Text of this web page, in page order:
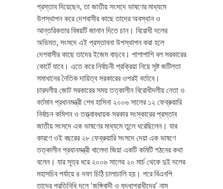
প্রস্তাব দিয়েছেন, তা জাতীয় সংসদে ভাষণের মাধ্যমে
উপস্থাপন করে দেশবাসীর কাছে তাদের অবস্থান ও
আন্তরিকতার বিষয়টি জানান দিতে চান। বিরোধী দলের
অভিমত, সংসদে এই প্রস্তাবনা উপস্থাপন করা হলে
দেশবাসীর কাছে তাদের ইজেম বাড়বে। পাশাপাশি বল সরকারের
কোর্টে যাবে। এতে করে নির্বাচনী প্রক্রিয়া নিয়ে সৃষ্ট জটিলতা
সমাধানের নৈতিক দায়িত্ব সরকারের ওপরই বর্তাবে।
চারদলীয় জোট সরকারের সময় তত্কালীন বিরোধীদলীয় নেতা ও
বর্তমান প্রধানমন্ত্রী শেখ হাসিনা ২০০৬ সালের ১২ ফেব্রুয়ারি
নির্বাচন কমিশন ও তত্ত্বাবধায়ক সরকার সংস্কারের প্রস্তাব
জাতীয় সংসদে এক ভাষণের মাধ্যমে তুলে ধরেছিলেন। যার
কারণে ওই বছরের ২৮ ফেব্রুয়ারি সংসদে দেয়া এক ভাষণে
তত্কালীন প্রধানমন্ত্রী খালেদা জিয়া একটি কমিটি গঠনের কথা
বলেন। যার সূত্র ধরে ২০০৬ সালের ২০ মার্চ থেকে দুই দলের
মহাসচিব পর্যায়ে ৪ দফা চিঠি চালাচালি হয়। পরে বিএনপি
তাদের প্রতিনিধি দলে ‘জঙ্গিবাদী ও যুদ্ধাপরাধীদের’ নাম